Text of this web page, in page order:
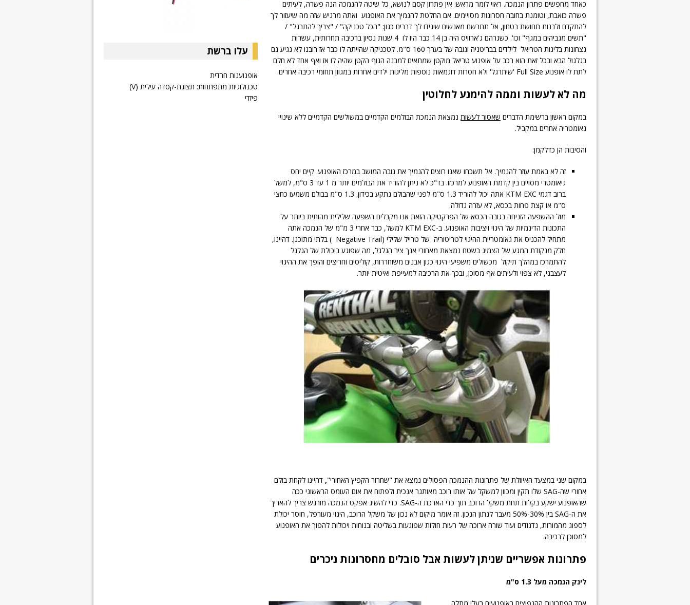
כאחד מחפשים פתרון הנמכה. ראוי לומר מראש: אין פתרון קסם לנושא, כל שיטה להנמכה הנה פשרה, לעיתים
פשרה כואבת, וטומנת בחובה חסרונות מסויימים. אם החלטת להנמיך את האופנוע ואתה מרגיש שזה מה שיעזור לך
להתקדם ולבנות תחושת בטחון, אל תתרשם מאנשים שיגידו לך דברים כגון: "הכל טכניקה" / "צריך להתרגל" /
"תשים מגביהים במגף" וכו'. כשגרהם ג'ארוויס היה בן 14 כבר היו לו 4 שנות נסיון ברכיבה תחרותית, עשרות
נצחונות בליגות הטריאל לילדים בבריטניה וגובה של בערך 160 ס"מ. לטכניקה שהייתה לו כבר אז רובנו לא נגיע גם
בגלגול הבא ובכל זאת הוא רכב על אופנוע טריאל מוקטן שמתאים למבנה הגוף הקטן שהיה לו אז ואף אחד לא חלם
לתת לו אופנוע Full Size 'שיתרגל' ולא חסרות דוגמאות נוספות מליגות ילדים אחרות במגוון תחומי רכיבה אחרים.
מה לא לעשות וממה להימנע לחלוטין
במקום ראשון ברשימת הדברים שאסור לעשות נמצאת הנמכת הבולמים הקדמיים במשולשים הקדמיים ללא שינויי
גאומטריה אחרים במקביל.
והסיבות הן כדלקמן:
זה לא באמת עוזר להנמיך. אל תשכחו שאנו רוצים להנמיך את גובה המושב במרכז האופנוע. קיים יחס
גיאומטרי מסויים בין קדמת האופנוע למרכזו. בד"כ לא ניתן להוריד את הבולמים יותר מ 1 עד 3 ס"מ, למשל
ברוב דגמי KTM EXC אתה יכול להוריד 1.3 ס"מ לפני שהבולם נתקע בכידון. 1.3 ס"מ בבולם משמעו כחצי
ס"מ או קצת פחות בכסא, לא עזרה גדולה.
מול ההשפעה הזניחה בגובה הכסא של הפרקטיקה הזאת אנו מקבלים השפעה שלילית מהותית ביותר על
התכונות הדינמיות של היגוי ויציבות האופנוע. ב-KTM EXC למשל, כבר אחרי 3 מ"מ של הנמכה אתה
מתחיל להכניס את גאומטריית ההיגוי לטריטוריה של טרייל שלילי (Negative Trail ) בלתי מתוכנן. דהיינו,
חלק מנקודת המגע של הצמיג בשטח נמצאת מאחורי אנך ציר הגלגל, מה שפוגע ביכולת של הגלגל
להתמרכז במהלך תיקול מכשולים משפיעי היגוי כגון אבנים משוחררות, קוליסים וחריצים והופך את ההיגוי
לעצבני, לא צפוי ולעיתים אף מסוכן, ובכך את הרכיבה למעייפת ואיטית יותר.
במקום שני במצעד האיוולת של פתרונות ההנמכה הפסולים נמצא את "שחרור הקפיץ האחורי", דהיינו לקחת בולם
אחורי שה-SAG שלו תקין ומכוון למשקל של אותו רוכב מאותגר אנכית ולפתוח את אום העומס הראשוני ככה
שהאופנוע ישקע בקלות תחת משקל הרוכב תוך כדי הארכת ה-SAG. כדי להשיג אפקט הנמכה מורגש צריך להאריך
את ה-SAG בין 30%-50% מעבר לנתון הנכון. זה אומר מיקום לא נכון של משקל הרוכב, היגוי מעורפל, חוסר יכולת
לספוג מהמורות, נדנודים ועוד שורה ארוכה של רעות חולות שפוגעות בשליטה ובנוחות ויכולות להפוך את האופנוע
למסוכן לרכיבה.
פתרונות אפשריים שניתן לעשות אבל סובלים מחסרונות ניכרים
לינק הנמכה מעל 1.3 ס"מ
אחד הפתרונות ההנפוצים באופנועים בעלי מתלה
עלו ברשת
אופנוענות חרדית
טכנולוגיות מתפתחות: תצוגת-קסדה עילית (V)
פיזדי